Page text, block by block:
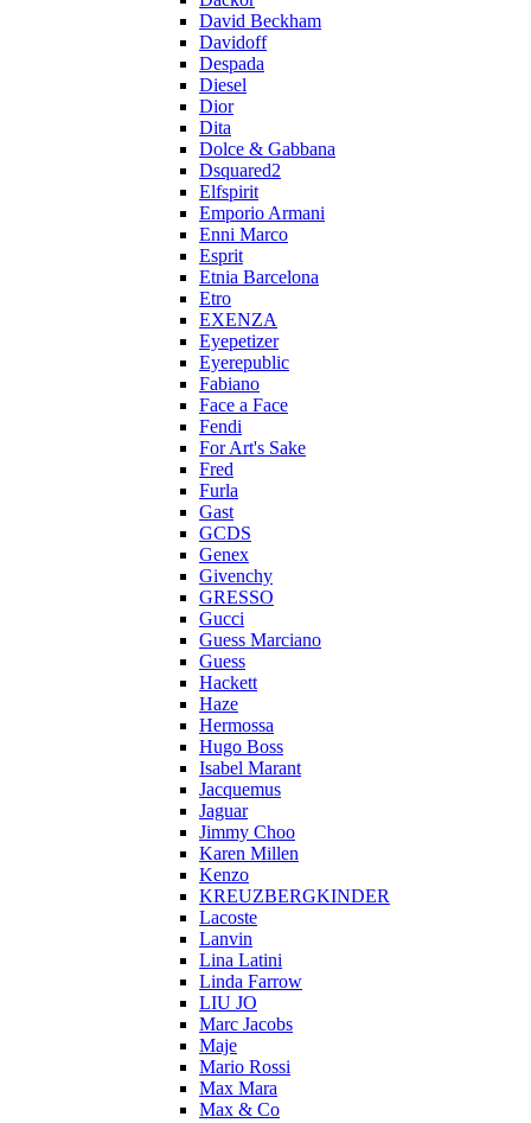
David Beckham
Davidoff
Despada
Diesel
Dior
Dita
Dolce & Gabbana
Dsquared2
Elfspirit
Emporio Armani
Enni Marco
Esprit
Etnia Barcelona
Etro
EXENZA
Eyepetizer
Eyerepublic
Fabiano
Face a Face
Fendi
For Art's Sake
Fred
Furla
Gast
GCDS
Genex
Givenchy
GRESSO
Gucci
Guess Marciano
Guess
Hackett
Haze
Hermossa
Hugo Boss
Isabel Marant
Jacquemus
Jaguar
Jimmy Choo
Karen Millen
Kenzo
KREUZBERGKINDER
Lacoste
Lanvin
Lina Latini
Linda Farrow
LIU JO
Marc Jacobs
Maje
Mario Rossi
Max Mara
Max & Co